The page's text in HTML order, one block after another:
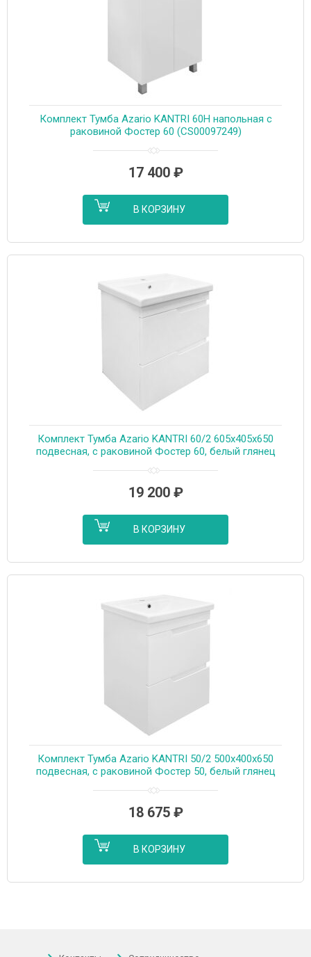
Комплект Тумба Azario KANTRI 60Н напольная с
раковиной Фостер 60 (CS00097249)
17 400 ₽
В КОРЗИНУ
Комплект Тумба Azario KANTRI 60/2 605х405х650
подвесная, с раковиной Фостер 60, белый глянец
19 200 ₽
В КОРЗИНУ
Комплект Тумба Azario KANTRI 50/2 500х400х650
подвесная, с раковиной Фостер 50, белый глянец
18 675 ₽
В КОРЗИНУ